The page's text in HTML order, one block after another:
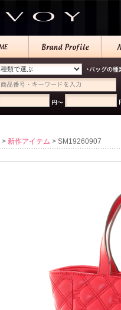
> 新作アイテム > SM19260907